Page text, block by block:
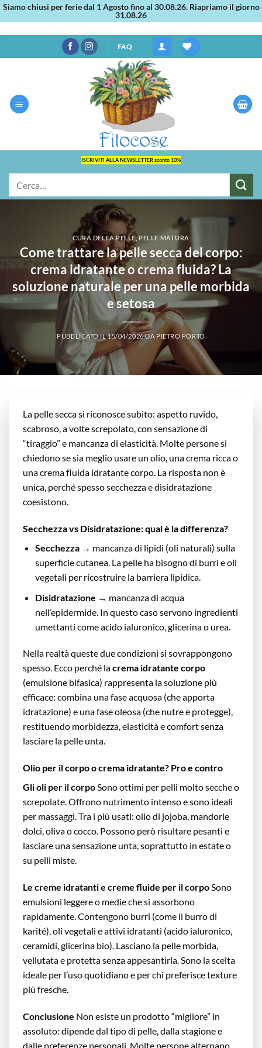
Siamo chiusi per ferie dal 1 Agosto fino al 30.08.26. Riapriamo il giorno
31.08.26
ai
FAQ
ISCRIVITI ALLA NEWSLETTER sconto 10%
CURA DELLA PELLE, PELLE MATURA
Come trattare la pelle secca del corpo:
crema idratante o crema fluida? La
soluzione naturale per una pelle morbida
e setosa
PUBBLICATO IL15/04/2026DA PIETRO PORTO
La pelle secca si riconosce subito: aspetto ruvido,
scabroso, a volte screpolato, con sensazione di
“tiraggio” e mancanza di elasticità. Molte persone si
chiedono se sia meglio usare un olio, una crema ricca o
una crema fluida idratante corpo. La risposta non è
unica, perché spesso secchezza e disidratazione
coesistono.
Secchezza vs Disidratazione: qual è la differenza?
Secchezza→ mancanza di lipidi (oli naturali) sulla
superficie cutanea. La pelle ha bisogno di burri e oli
vegetali per ricostruire la barriera lipidica.
Disidratazione → mancanza di acqua
nell’epidermide. In questo caso servono ingredienti
umettanti come acido ialuronico, glicerina o urea.
Nella realtà queste due condizioni si sovrappongono
spesso. Ecco perché lacrema idratante corpo
(emulsione bifasica) rappresenta la soluzione più
efficace: combina una fase acquosa (che apporta
idratazione) e una fase oleosa (che nutre e protegge),
restituendo morbidezza, elasticità e comfort senza
lasciare la pelle unta.
Olio per il corpo o crema idratante? Pro e contro
Gli oli per il corpoSono ottimi per pelli molto secche o
screpolate. Offrono nutrimento intenso e sono ideali
per massaggi. Tra i più usati: olio di jojoba, mandorle
dolci, oliva o cocco. Possono però risultare pesanti e
lasciare una sensazione unta, soprattutto in estate o
su pelli miste.
Le creme idratanti e creme fluide per il corpoSono
emulsioni leggere o medie che si assorbono
rapidamente. Contengono burri (come il burro di
karité), oli vegetali e attivi idratanti (acido ialuronico,
ceramidi, glicerina bio). Lasciano la pelle morbida,
vellutata e protetta senza appesantirla. Sono la scelta
ideale per l’uso quotidiano e per chi preferisce texture
più fresche.
Conclusione Non esiste un prodotto “migliore” in
assoluto: dipende dal tipo di pelle, dalla stagione e
dalle preferenze personali. Molte persone alternano